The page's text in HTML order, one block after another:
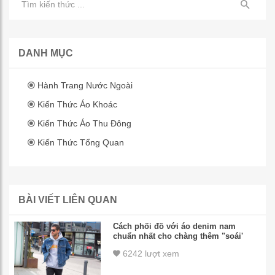
DANH MỤC
Hành Trang Nước Ngoài
Kiến Thức Áo Khoác
Kiến Thức Áo Thu Đông
Kiến Thức Tổng Quan
BÀI VIẾT LIÊN QUAN
Cách phối đồ với áo denim nam
chuẩn nhất cho chàng thêm "soái'
6242 lượt xem